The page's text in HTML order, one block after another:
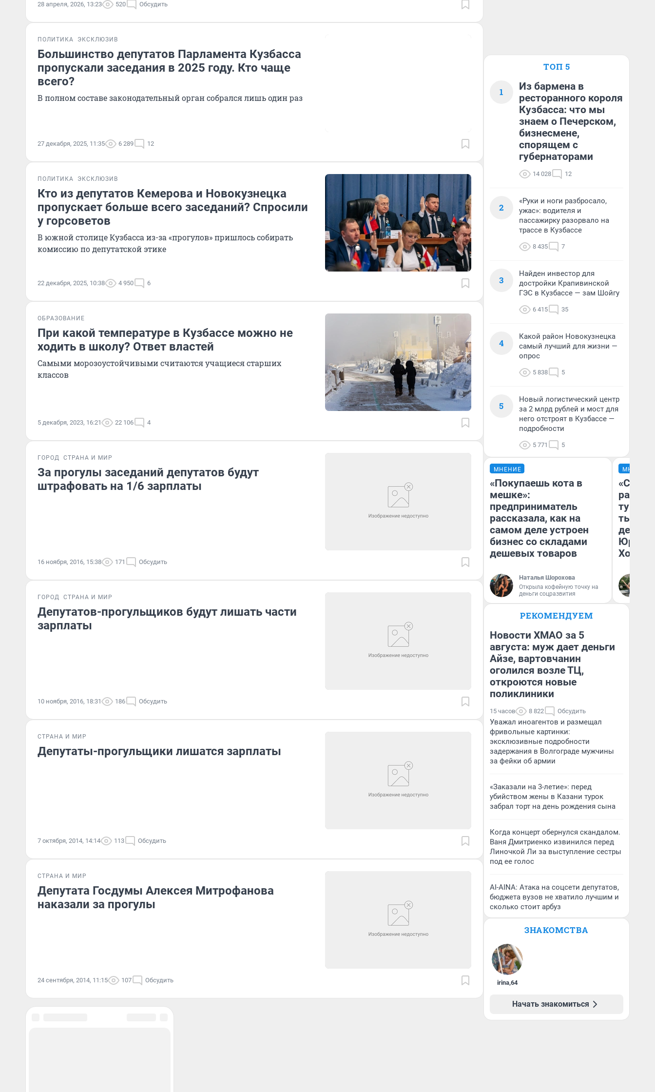
28 апреля, 2026, 13:23 520 Обсудить
ПОЛИТИКА ЭКСКЛЮЗИВ
Большинство депутатов Парламента Кузбасса
пропускали заседания в 2025 году. Кто чаще
всего?
В полном составе законодательный орган собрался лишь один раз
27 декабря, 2025, 11:35 6 289 12
ПОЛИТИКА ЭКСКЛЮЗИВ
Кто из депутатов Кемерова и Новокузнецка
пропускает больше всего заседаний? Спросили
у горсоветов
В южной столице Кузбасса из-за «прогулов» пришлось собирать
комиссию по депутатской этике
22 декабря, 2025, 10:38 4 950 6
ОБРАЗОВАНИЕ
При какой температуре в Кузбассе можно не
ходить в школу? Ответ властей
Самыми морозоустойчивыми считаются учащиеся старших
классов
5 декабря, 2023, 16:21 22 106 4
ГОРОД СТРАНА И МИР
За прогулы заседаний депутатов будут
штрафовать на 1/6 зарплаты
16 ноября, 2016, 15:38 171 Обсудить
ГОРОД СТРАНА И МИР
Депутатов-прогульщиков будут лишать части
зарплаты
10 ноября, 2016, 18:31 186 Обсудить
СТРАНА И МИР
Депутаты-прогульщики лишатся зарплаты
7 октября, 2014, 14:14 113 Обсудить
СТРАНА И МИР
Депутата Госдумы Алексея Митрофанова
наказали за прогулы
24 сентября, 2014, 11:15 107 Обсудить
ТОП 5
1
Из бармена в
ресторанного короля
Кузбасса: что мы
знаем о Печерском,
бизнесмене,
спорящем с
губернаторами
14 028 12
2
«Руки и ноги разбросало,
ужас»: водителя и
пассажирку разорвало на
трассе в Кузбассе
8 435 7
3
Найден инвестор для
достройки Крапивинской
ГЭС в Кузбассе — зам Шойгу
6 415 35
4
Какой район Новокузнецка
самый лучший для жизни —
опрос
5 838 5
5
Новый логистический центр
за 2 млрд рублей и мост для
него отстроят в Кузбассе —
подробности
5 771 5
МНЕНИЕ
«Покупаешь кота в
мешке»:
предприниматель
рассказала, как на
самом деле устроен
бизнес со складами
дешевых товаров
Наталья Шорохова
Открыла кофейную точку на
деньги соцразвития
МНЕНИЕ
тысяч,
день
РЕКОМЕНДУЕМ
Новости ХМАО за 5
августа: муж дает деньги
Айзе, вартовчанин
оголился возле ТЦ,
откроются новые
поликлиники
15 часов 8 822 Обсудить
Уважал иноагентов и размещал
фривольные картинки:
эксклюзивные подробности
задержания в Волгограде мужчины
за фейки об армии
«Заказали на 3-летие»: перед
убийством жены в Казани турок
забрал торт на день рождения сына
Когда концерт обернулся скандалом.
Ваня Дмитриенко извинился перед
Линочкой Ли за выступление сестры
под ее голос
AI-AINA: Атака на соцсети депутатов,
бюджета вузов не хватило лучшим и
сколько стоит арбуз
ЗНАКОМСТВА
irina,64
Начать знакомиться